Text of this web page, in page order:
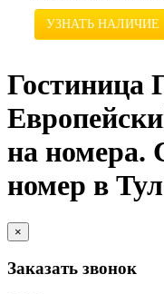
УЗНАТЬ НАЛИЧИЕ
Гостиница
на номера.
номер в
×
Заказать звонок